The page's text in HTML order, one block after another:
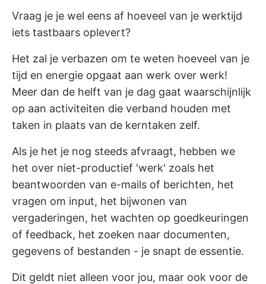
Vraag je je wel eens af hoeveel van je werktijd
iets tastbaars oplevert?
Het zal je verbazen om te weten hoeveel van je
tijd en energie opgaat aan werk over werk!
Meer dan de helft van je dag gaat waarschijnlijk
op aan activiteiten die verband houden met
taken in plaats van de kerntaken zelf.
Als je het je nog steeds afvraagt, hebben we
het over niet-productief 'werk' zoals het
beantwoorden van e-mails of berichten, het
vragen om input, het bijwonen van
vergaderingen, het wachten op goedkeuringen
of feedback, het zoeken naar documenten,
gegevens of bestanden - je snapt de essentie.
Dit geldt niet alleen voor jou, maar ook voor de